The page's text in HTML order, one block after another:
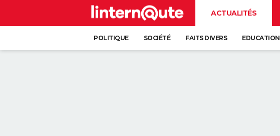
ACTUALITÉS
POLITIQUE SOCIÉTÉ FAITS DIVERS EDUCATION